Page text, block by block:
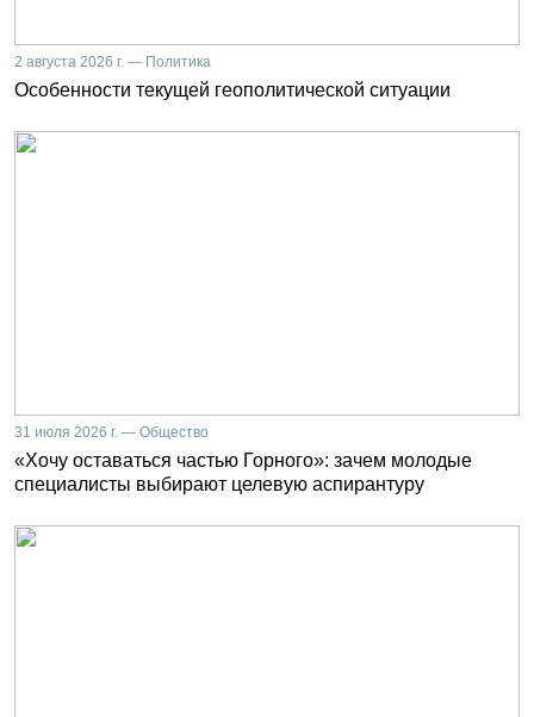
2 августа 2026 г. — Политика
Особенности текущей геополитической ситуации
31 июля 2026 г. — Общество
«Хочу оставаться частью Горного»: зачем молодые
специалисты выбирают целевую аспирантуру